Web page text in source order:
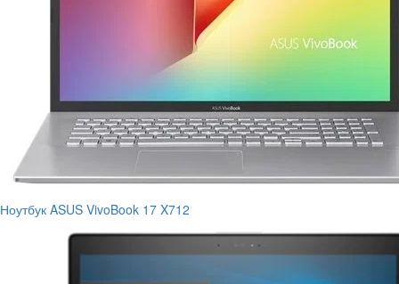
Ноутбук ASUS VivoBook 17 X712